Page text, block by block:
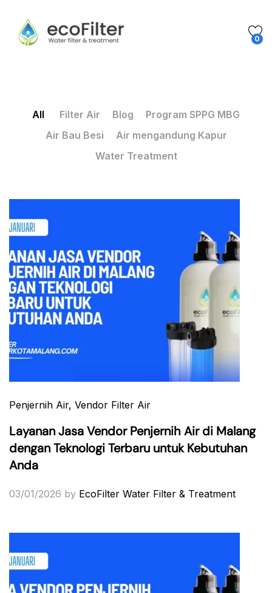
0
All Filter Air Blog
Program SPPG MBG
Air Bau Besi
Air mengandung Kapur
Water Treatment
Penjernih Air, Vendor Filter Air
Layanan Jasa Vendor Penjernih Air di Malang
dengan Teknologi Terbaru untuk Kebutuhan
Anda
03/01/2026 by EcoFilter Water Filter & Treatment